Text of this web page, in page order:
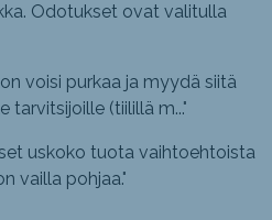
Odotukset ovat valitulla
voisi purkaa ja myydä siitä
tarvitsijoille (tiilillä m..."
uskoko tuota vaihtoehtoista
vailla pohjaa."